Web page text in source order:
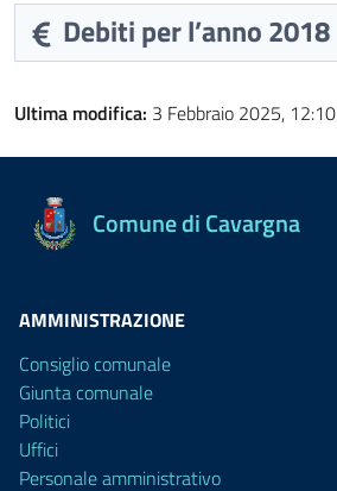
Debiti per l’anno 2018
Ultima modifica: 3 Febbraio 2025, 12:10
Comune di Cavargna
AMMINISTRAZIONE
Consiglio comunale
Giunta comunale
Politici
Uffici
Personale amministrativo